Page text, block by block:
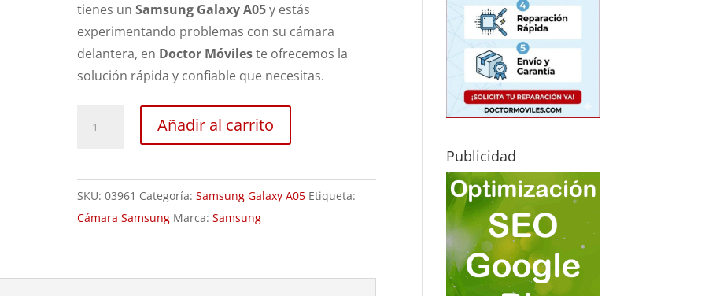
tienes unSamsung Galaxy A05y estás
experimentando problemas con su cámara
delantera, en Doctor Móvileste ofrecemos la
solución rápida y confiable que necesitas.
Samsung
Galaxy
A05
Añadir al carrito
SKU:03961 Categoría:Samsung Galaxy A05 Etiqueta:
Cámara Samsung Marca:Samsung
Publicidad